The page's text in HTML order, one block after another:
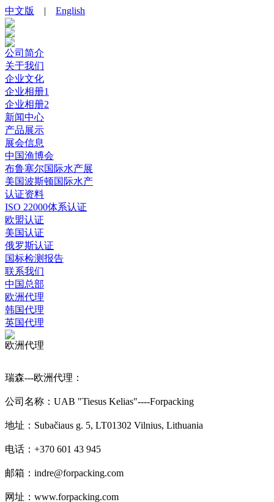
中文版 | English
公司简介
关于我们
企业文化
企业相册1
企业相册2
新闻中心
产品展示
展会信息
中国渔博会
布鲁塞尔国际水产展
美国波斯顿国际水产
认证资料
ISO 22000体系认证
欧盟认证
美国认证
俄罗斯认证
国标检测报告
联系我们
中国总部
欧洲代理
韩国代理
英国代理
欧洲代理
瑞森---欧洲代理：
公司名称：UAB "Tiesus Kelias"----Forpacking
地址：Subačiaus g. 5, LT01302 Vilnius, Lithuania
电话：+370 601 43 945
邮箱：indre@forpacking.com
网址：www.forpacking.com